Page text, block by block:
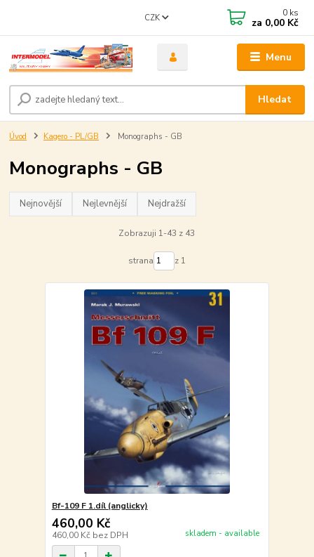
Menu
CZK
Hledat
0 ks
za 0,00 Kč
Úvod Kagero - PL/GB Monographs - GB
Monographs - GB
Nejnovější Nejlevnější Nejdražší
Zobrazuji 1-43 z 43
strana z 1
Bf-109 F 1.díl (anglicky)
460,00 Kč
460,00 Kč bez DPH skladem - available